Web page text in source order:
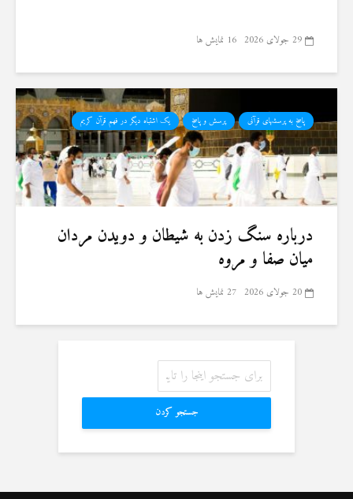
29 جولای 2026 16 نمایش ها
پاسخ به پرسشهای قرآنی پرسش و پاسخ یک اشتباه دیگر در فهم قرآن کریم
درباره سنگ زدن به شیطان و دویدن مردان
میان صفا و مروه
20 جولای 2026 27 نمایش ها
جستجو کردن